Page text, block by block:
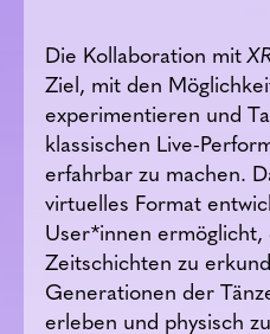
Die Kollaboration mit
Ziel, mit den
experimentieren und
klassischen Live-
erfahrbar zu machen.
virtuelles Format
User*innen
Zeitschichten zu
Generationen der
erleben und physisch